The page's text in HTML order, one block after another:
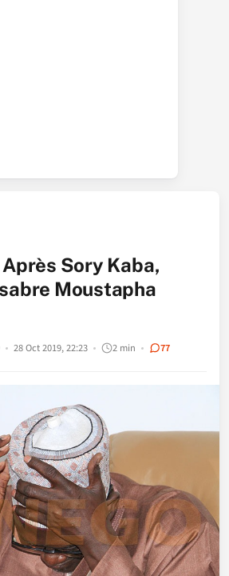
Sory Kaba,
Moustapha
28 Oct 2019, 22:23 2 min 77